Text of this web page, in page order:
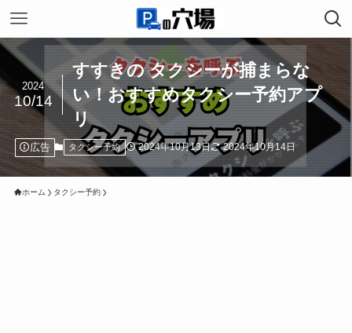
すすきの タクシーが捕まらな
い！おすすめタクシー予約アプ
リ
2024
10/14
広告 タクシー予約 2024年10月13日 2024年10月14日
ホーム タクシー予約